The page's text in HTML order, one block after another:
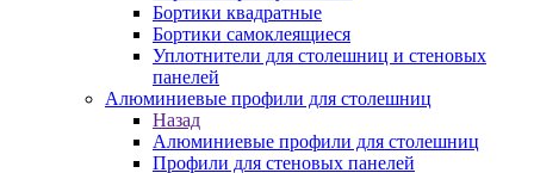
Бортики квадратные
Бортики самоклеящиеся
Уплотнители для столешниц и стеновых
панелей
Алюминиевые профили для столешниц
Назад
Алюминиевые профили для столешниц
Профили для стеновых панелей